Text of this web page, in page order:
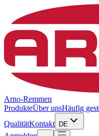
Arno-Remmen
ProdukteÜber unsHäufig
QualitätKontakt DE